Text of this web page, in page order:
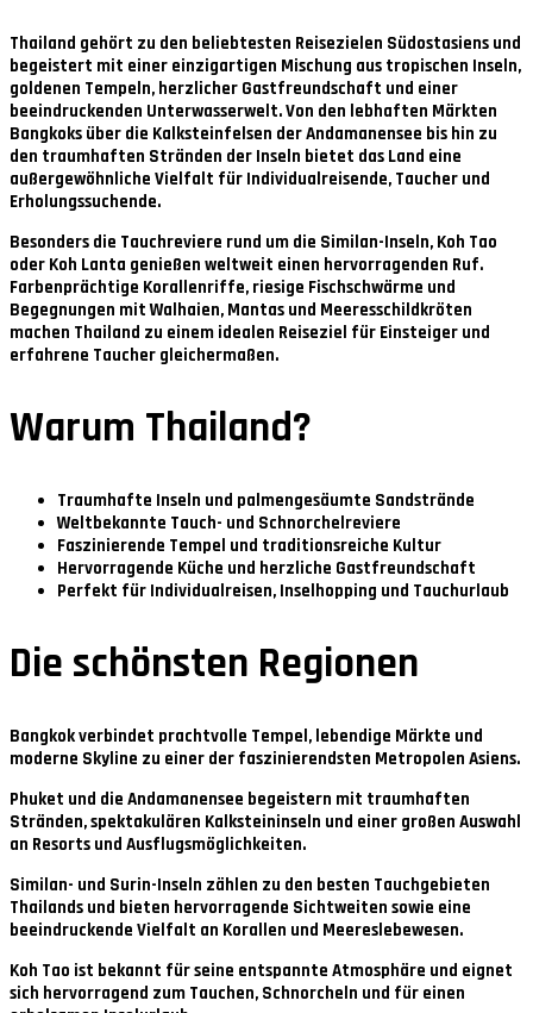
Thailand gehört zu den beliebtesten Reisezielen Südostasiens und
begeistert mit einer einzigartigen Mischung aus tropischen Inseln,
goldenen Tempeln, herzlicher Gastfreundschaft und einer
beeindruckenden Unterwasserwelt. Von den lebhaften Märkten
Bangkoks über die Kalksteinfelsen der Andamanensee bis hin zu
den traumhaften Stränden der Inseln bietet das Land eine
außergewöhnliche Vielfalt für Individualreisende, Taucher und
Erholungssuchende.
Besonders die Tauchreviere rund um die Similan-Inseln, Koh Tao
oder Koh Lanta genießen weltweit einen hervorragenden Ruf.
Farbenprächtige Korallenriffe, riesige Fischschwärme und
Begegnungen mit Walhaien, Mantas und Meeresschildkröten
machen Thailand zu einem idealen Reiseziel für Einsteiger und
erfahrene Taucher gleichermaßen.
Warum Thailand?
Traumhafte Inseln und palmengesäumte Sandstrände
Weltbekannte Tauch- und Schnorchelreviere
Faszinierende Tempel und traditionsreiche Kultur
Hervorragende Küche und herzliche Gastfreundschaft
Perfekt für Individualreisen, Inselhopping und Tauchurlaub
Die schönsten Regionen
Bangkokverbindet prachtvolle Tempel, lebendige Märkte und
moderne Skyline zu einer der faszinierendsten Metropolen Asiens.
Phuket und die Andamanensee begeistern mit traumhaften
Stränden, spektakulären Kalksteininseln und einer großen Auswahl
an Resorts und Ausflugsmöglichkeiten.
Similan- und Surin-Inseln zählen zu den besten Tauchgebieten
Thailands und bieten hervorragende Sichtweiten sowie eine
beeindruckende Vielfalt an Korallen und Meereslebewesen.
Koh Tao ist bekannt für seine entspannte Atmosphäre und eignet
sich hervorragend zum Tauchen, Schnorcheln und für einen